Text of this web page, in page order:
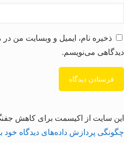
ذخیره نام، ایمیل و وبسایت من در
دیدگاهی می‌نویسم.
این سایت از اکیسمت برای کاهش
چگونگی پردازش داده‌های دیدگاه خود